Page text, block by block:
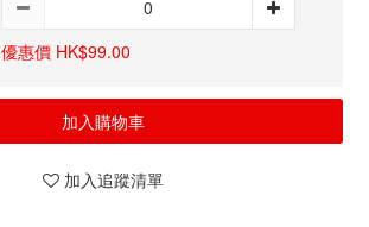
優惠價 HK$99.00
加入購物車
加入追蹤清單